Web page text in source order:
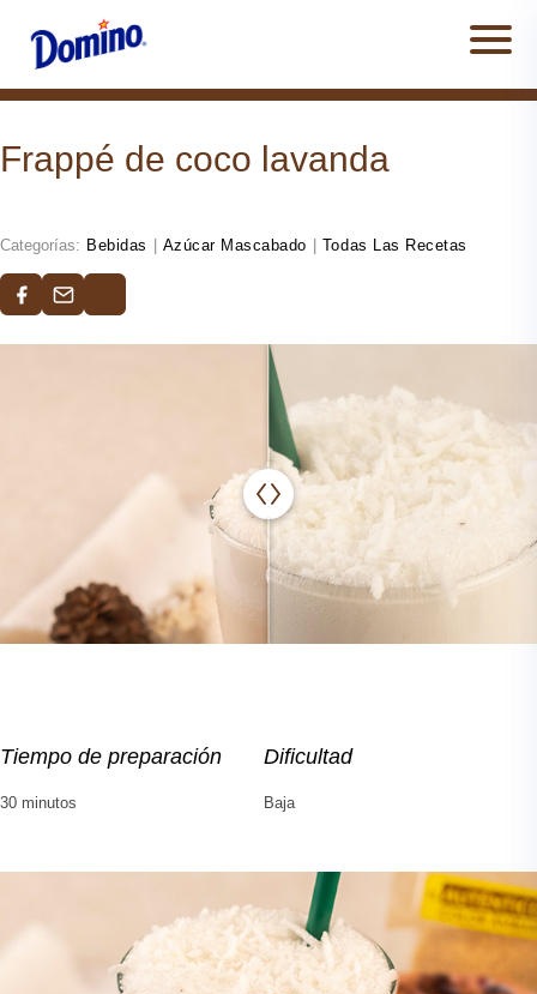
Frappé de coco lavanda
Categorías: Bebidas Azúcar Mascabado Todas Las Recetas
Tiempo de preparación
30 minutos
Dificultad
Baja